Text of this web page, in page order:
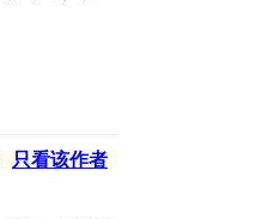
只看该作者